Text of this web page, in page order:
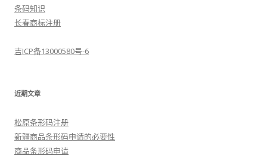
条码知识
长春商标注册
吉ICP备13000580号-6
近期文章
松原条形码注册
新疆商品条形码申请的必要性
商品条形码申请